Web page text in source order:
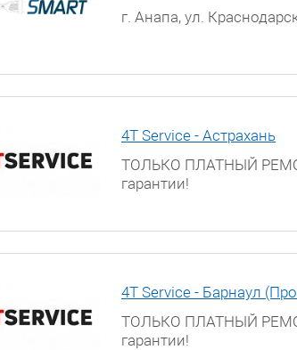
г. Анапа, ул.
4T Service - Астрахань
ТОЛЬКО ПЛАТНЫЙ
гарантии!
4T Service - Барнаул
ТОЛЬКО ПЛАТНЫЙ
гарантии!